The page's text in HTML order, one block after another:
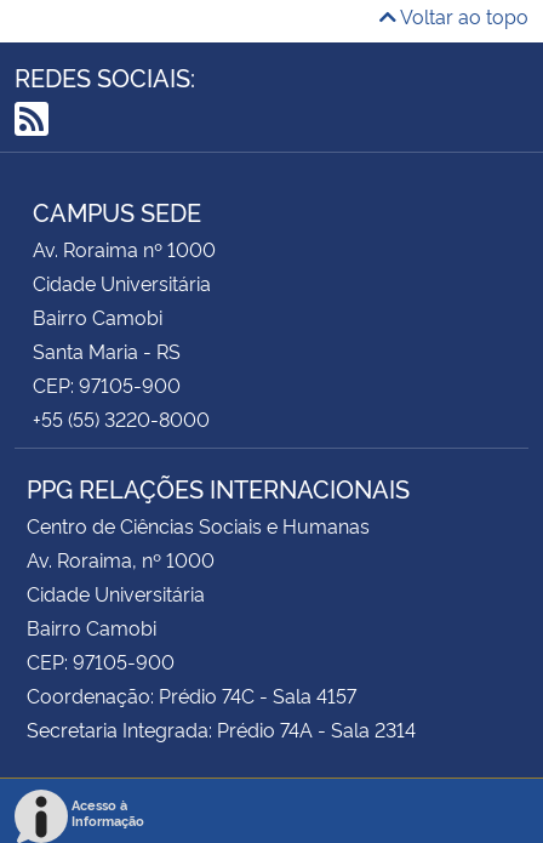
Voltar ao topo
REDES SOCIAIS:
RSS
CAMPUS SEDE
Av. Roraima nº 1000
Cidade Universitária
Bairro Camobi
Santa Maria - RS
CEP: 97105-900
+55 (55) 3220-8000
PPG RELAÇÕES INTERNACIONAIS
Centro de Ciências Sociais e Humanas
Av. Roraima, nº 1000
Cidade Universitária
Bairro Camobi
CEP: 97105-900
Coordenação: Prédio 74C - Sala 4157
Secretaria Integrada: Prédio 74A - Sala 2314
Acesso à
Informação